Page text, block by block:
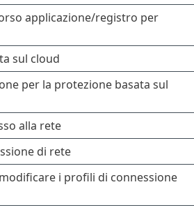
applicazione/registro per
sul cloud
per la protezione basata sul
alla rete
di rete
i profili di connessione